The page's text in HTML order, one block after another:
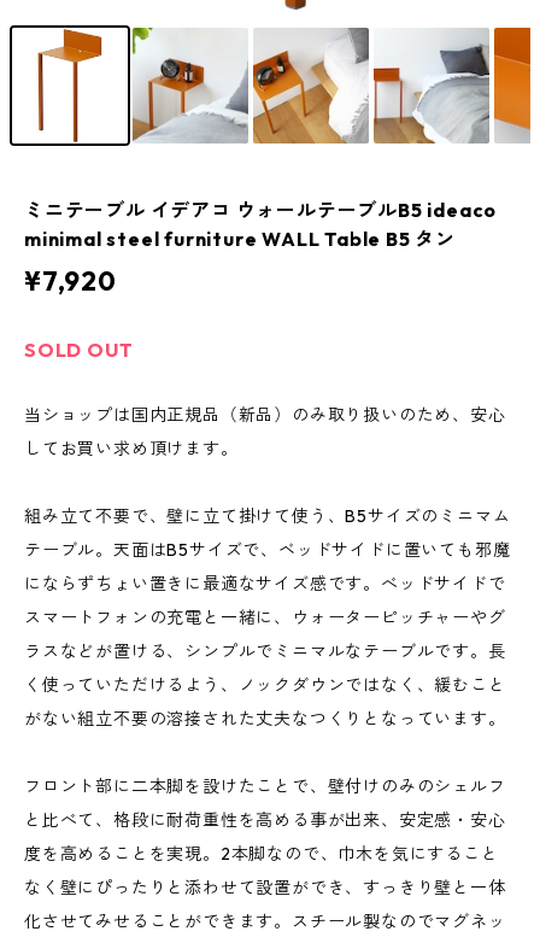
ミニテーブル イデアコ ウォールテーブルB5 ideaco
minimal steel furniture WALL Table B5 タン
¥7,920
SOLD OUT
当ショップは国内正規品（新品）のみ取り扱いのため、安心
してお買い求め頂けます。
組み立て不要で、壁に立て掛けて使う、B5サイズのミニマム
テーブル。天面はB5サイズで、ベッドサイドに置いても邪魔
にならずちょい置きに最適なサイズ感です。べッドサイドで
スマートフォンの充電と一緒に、ウォーターピッチャーやグ
ラスなどが置ける、シンプルでミニマルなテーブルです。長
く使っていただけるよう、ノックダウンではなく、緩むこと
がない組立不要の溶接された丈夫なつくりとなっています。
フロント部に二本脚を設けたことで、壁付けのみのシェルフ
と比べて、格段に耐荷重性を高める事が出来、安定感・安心
度を高めることを実現。2本脚なので、巾木を気にすること
なく壁にぴったりと添わせて設置ができ、すっきり壁と一体
化させてみせることができます。スチール製なのでマグネッ